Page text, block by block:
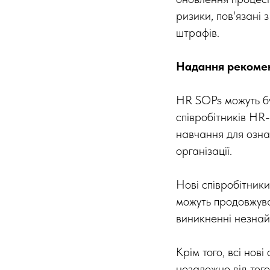
ризики, пов'язані
штрафів.
Надання
HR SOPs можуть
співробітників
навчання для
організації.
Нові
можуть
виникненні
Крім того, всі